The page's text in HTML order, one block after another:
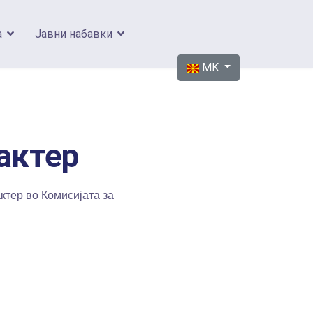
Јавни набавки
Изберете го вашиот јазик
MK
во Комисијата за